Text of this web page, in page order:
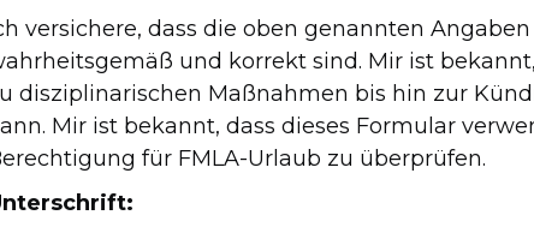
versichere, dass die oben genannten
und korrekt sind. Mir ist
disziplinarischen Maßnahmen bis hin zur
Mir ist bekannt, dass dieses Formular
für FMLA-Urlaub zu überprüfen.